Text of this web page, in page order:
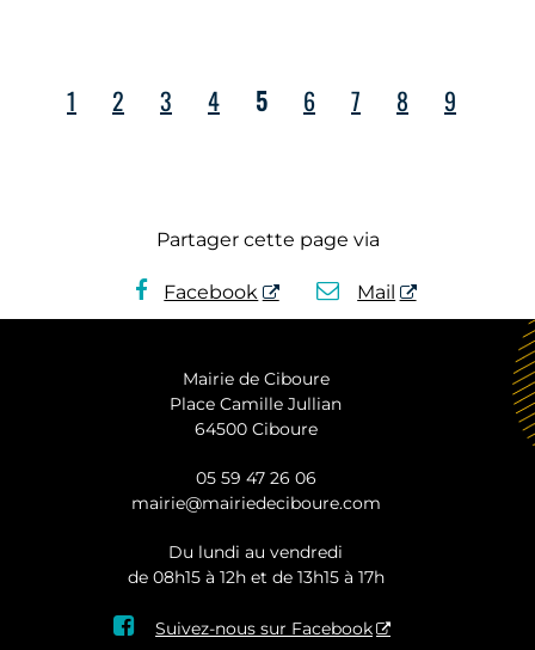
1 2 3 4 5 6 7 8 9
Partager cette page via
Facebook Mail
Mairie de Ciboure
Place Camille Jullian
64500 Ciboure
05 59 47 26 06
mairie@mairiedeciboure.com
Du lundi au vendredi
de 08h15 à 12h et de 13h15 à 17h
 Suivez-nous sur Facebook